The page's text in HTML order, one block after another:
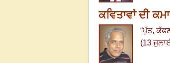
ਕਵਿਤਾਵਾਂ ਦੀ
“ਪੁੱਤ,
(13